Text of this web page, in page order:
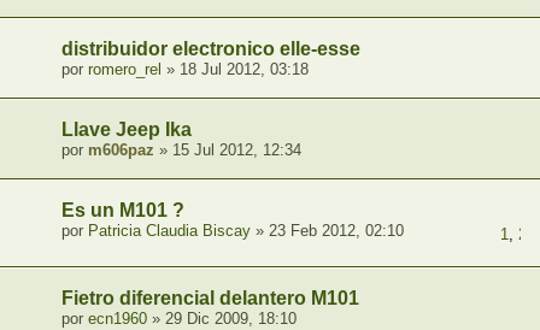
distribuidor electronico elle-esse
por romero_rel » 18 Jul 2012, 03:18
Llave Jeep Ika
por m606paz » 15 Jul 2012, 12:34
Es un M101 ?
1, 2
por Patricia Claudia Biscay » 23 Feb 2012, 02:10
Fietro diferencial delantero M101
por ecn1960 » 29 Dic 2009, 18:10